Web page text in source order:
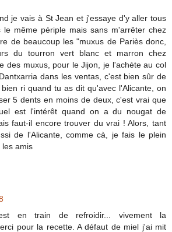
je vais à St Jean et j'essaye d'y aller tous
le même périple mais sans m'arrêter chez
de beaucoup les "muxus de Pariès donc,
du tourron vert blanc et marron chez
des muxus, pour le Jijon, je l'achète au col
dans les ventas, c'est bien sûr de
ri quand tu as dit qu'avec l'Alicante, on
5 dents en moins de deux, c'est vrai que
est l'intérêt quand on a du nougat de
faut-il encore trouver du vrai ! Alors, tant
de l'Alicante, comme cà, je fais le plein
les amis
en train de refroidir... vivement la
pour la recette. A défaut de miel j'ai mit